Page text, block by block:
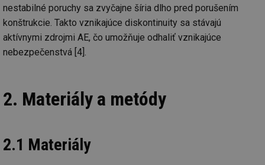
nestabilné poruchy sa zvyčajne šíria dlho pred porušením
konštrukcie. Takto vznikajúce diskontinuity sa stávajú
aktívnymi zdrojmi AE, čo umožňuje odhaliť vznikajúce
nebezpečenstvá [4].
2. Materiály a metódy
2.1 Materiály